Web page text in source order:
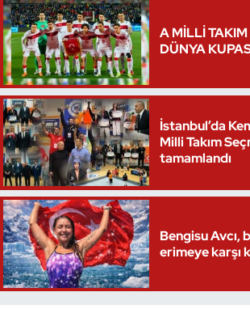
A MİLLİ
DÜNYA
İstanbul’da
Milli Takım
tamamlandı
Bengisu Avcı,
erimeye karşı
Su Topu
Sualtı Sporları
Tekvando
Tenis
Triatlon
Voleybol
Vücut Geliştirme Fitness